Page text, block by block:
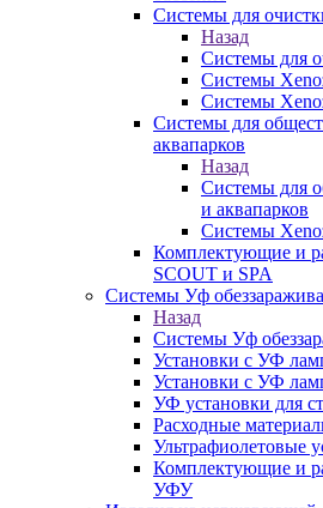
Системы для
Назад
Системы для
Системы
Системы
Системы для
аквапарков
Назад
Системы для
и аквапарков
Системы
Комплектующие и
SCOUT и SPA
Системы Уф
Назад
Системы Уф
Установки с УФ
Установки с УФ
УФ установки для
Расходные
Ультрафиолетовые
Комплектующие и
УФУ